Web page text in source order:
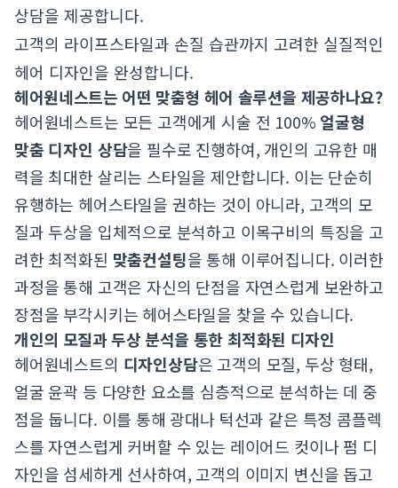
상담을 제공합니다.
고객의 라이프스타일과 손질 습관까지 고려한 실질적인
헤어 디자인을 완성합니다.
헤어원네스트는 어떤 맞춤형 헤어 솔루션을 제공하나요?
헤어원네스트는 모든 고객에게 시술 전 100% 얼굴형
맞춤 디자인 상담을 필수로 진행하여, 개인의 고유한 매
력을 최대한 살리는 스타일을 제안합니다. 이는 단순히
유행하는 헤어스타일을 권하는 것이 아니라, 고객의 모
질과 두상을 입체적으로 분석하고 이목구비의 특징을 고
려한 최적화된 맞춤컨설팅을 통해 이루어집니다. 이러한
과정을 통해 고객은 자신의 단점을 자연스럽게 보완하고
장점을 부각시키는 헤어스타일을 찾을 수 있습니다.
개인의 모질과 두상 분석을 통한 최적화된 디자인
헤어원네스트의 디자인상담은 고객의 모질, 두상 형태,
얼굴 윤곽 등 다양한 요소를 심층적으로 분석하는 데 중
점을 둡니다. 이를 통해 광대나 턱선과 같은 특정 콤플렉
스를 자연스럽게 커버할 수 있는 레이어드 컷이나 펌 디
자인을 섬세하게 선사하여, 고객의 이미지 변신을 돕고